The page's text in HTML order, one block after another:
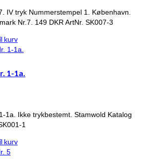
IV tryk Nummerstempel 1. København.
Nr.7. 149 DKR ArtNr. SK007-3
kurv
1-1a.
1a. Ikke trykbestemt. Stamwold Katalog
1
kurv